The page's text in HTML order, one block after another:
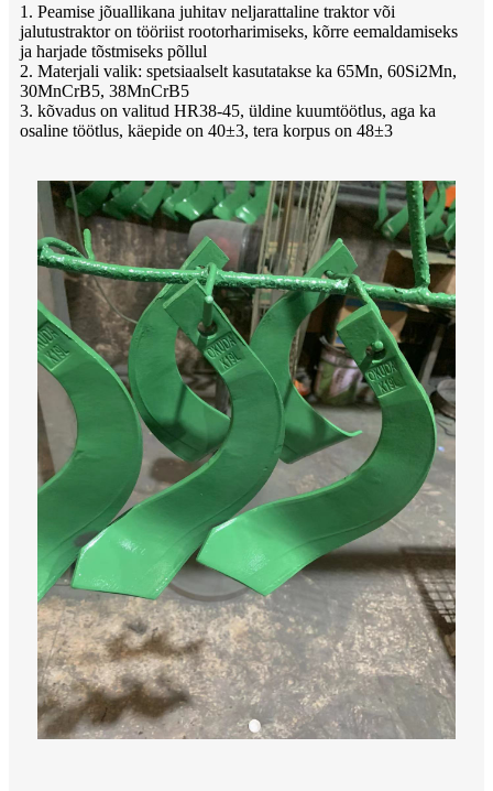
1. Peamise jõuallikana juhitav neljarattaline traktor või
jalutustraktor on tööriist rootorharimiseks, kõrre eemaldamiseks
ja harjade tõstmiseks põllul
2. Materjali valik: spetsiaalselt kasutatakse ka 65Mn, 60Si2Mn,
30MnCrB5, 38MnCrB5
3. kõvadus on valitud HR38-45, üldine kuumtöötlus, aga ka
osaline töötlus, käepide on 40±3, tera korpus on 48±3